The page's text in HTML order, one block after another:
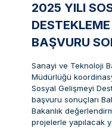
2025 YILI
BAŞVURU
Sanayi ve Teknoloji
Müdürlüğü
Sosyal Gelişmeyi
başvuru sonuçları
Bakanlık
projelerle yapılacak